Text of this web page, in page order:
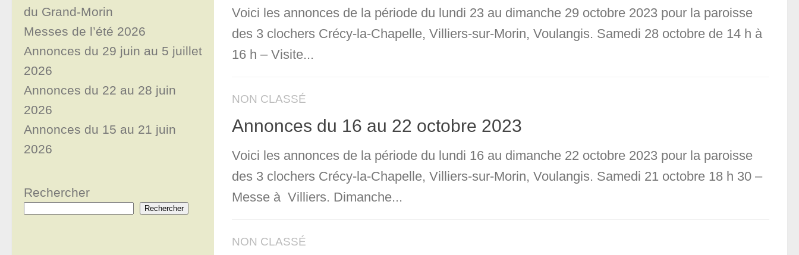
Voici les annonces de la période du lundi 23 au dimanche 29 octobre 2023 pour la paroisse
des 3 clochers Crécy-la-Chapelle, Villiers-sur-Morin, Voulangis. Samedi 28 octobre de 14 h à
16 h – Visite...
NON CLASSÉ
Annonces du 16 au 22 octobre 2023
Voici les annonces de la période du lundi 16 au dimanche 22 octobre 2023 pour la paroisse
des 3 clochers Crécy-la-Chapelle, Villiers-sur-Morin, Voulangis. Samedi 21 octobre 18 h 30 –
Messe à Villiers. Dimanche...
NON CLASSÉ
du Grand-Morin
Messes de l’été 2026
Annonces du 29 juin au 5 juillet
2026
Annonces du 22 au 28 juin
2026
Annonces du 15 au 21 juin
2026
Rechercher
Rechercher